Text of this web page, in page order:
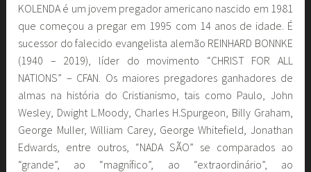
KOLENDA é um jovem pregador americano nascido em 1981
que começou a pregar em 1995 com 14 anos de idade. É
sucessor do falecido evangelista alemão REINHARD BONNKE
(1940 – 2019), líder do movimento “CHRIST FOR ALL
NATIONS” – CFAN. Os maiores pregadores ganhadores de
almas na história do Cristianismo, tais como Paulo, John
Wesley, Dwight L.Moody, Charles H.Spurgeon, Billy Graham,
George Muller, William Carey, George Whitefield, Jonathan
Edwards, entre outros, “NADA SÃO” se comparados ao
“grande”, ao “magnífico”, ao “extraordinário”, ao